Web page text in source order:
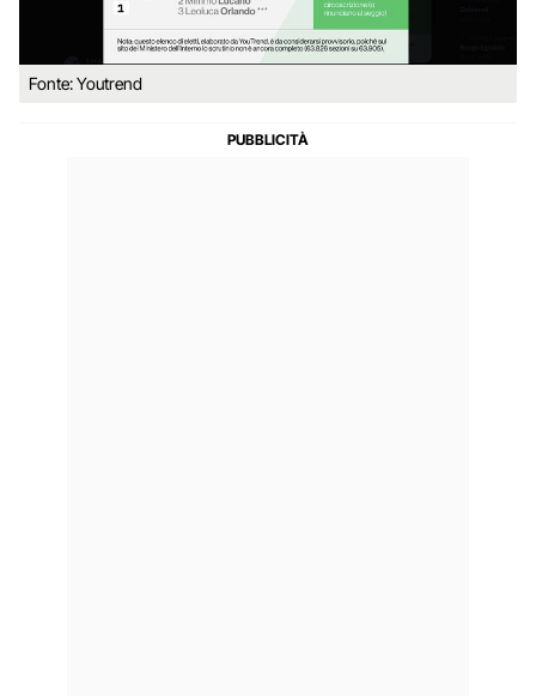
Fonte: Youtrend